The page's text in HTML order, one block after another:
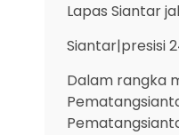
Lapas Siantar
Siantar|presisi
Dalam rangka